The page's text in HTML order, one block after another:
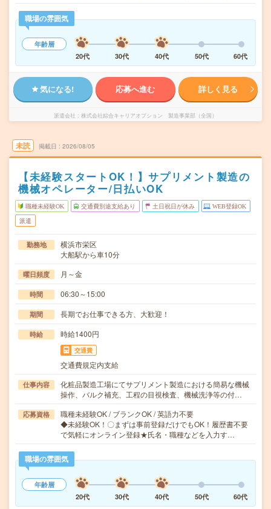
職場の雰囲気
年齢層
20代
30代 40代 50代 60代
気になる! 応募へ進む 詳しく見る
派遣会社 株式会社綜合キャリアオプション 製造事業部（全国）
未読 掲載日 2026/08/05
【未経験スタートOK！】サプリメント製造の
機械オペレーター/日払いOK
職種未経験OK 交通費別途支給あり 土日祝日が休み WEB登録OK
派遣
勤務地
横浜市栄区
大船駅から車10分
曜日頻度 月～金
時間 06:30～15:00
期間 長期でお仕事できる方、大歓迎！
時給 時給1400円
交通費
交通費規定内支給
仕事内容
化粧品製造工場にてサプリメント製造における簡易な機械
操作、バルク補充、工程の目視検査、機械洗浄等の付…
応募資格
職種未経験OK / ブランクOK / 英語力不要
◆未経験OK！〇まずは事前登録だけでもOK！履歴書不要
で気軽にオンライン登録★氏名・職種などを入力す…
職場の雰囲気
年齢層
20代
30代 40代 50代 60代